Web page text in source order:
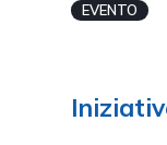
EVENTO